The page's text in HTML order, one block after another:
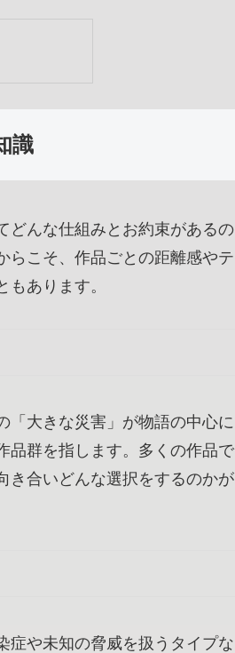
識
どんな仕組みとお約束があるの
らこそ、作品ごとの距離感やテ
あります。
「大きな災害」が物語の中心に
品群を指します。多くの作品で
き合いどんな選択をするのかが
症や未知の脅威を扱うタイプな